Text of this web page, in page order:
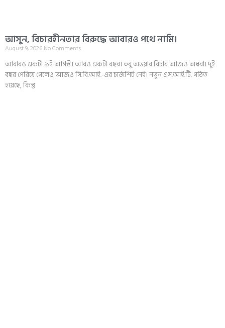
আসুন, বিচারহীনতার বিরুদ্ধে আবারও পথে নামি।
August 9, 2026 No Comments
আবারও একটা ৯ই আগস্ট। আরও একটা বছর। তবু অভয়ার বিচার আজও অধরা। দুই
বছর পেরিয়ে গেলেও আজও সি.বি.আই.-এর চার্জশিট নেই। নতুন এস.আই.টি. গঠিত
হয়েছে, কিন্তু